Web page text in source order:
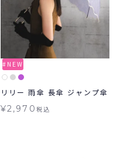
NEW
リリー 雨傘 長傘 ジャンプ傘
¥2,970 税込